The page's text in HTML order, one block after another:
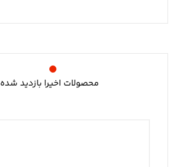
محصولات اخیرا بازدید شده